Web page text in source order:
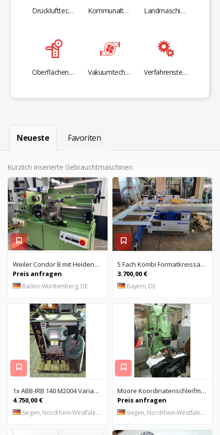
Drucklufttechnik Kommunaltechnik Landmaschinen
Oberflächentechnik Vakuumtechnik Verfahrenstechnik
Neueste Favoriten
Kürzlich inserierte Gebrauchtmaschinen
Weiler Condor B mit Heidenhain 3 - Achs Digitalanzeige
Preis anfragen
Baden-Württemberg, DE
5 Fach Kombi Formatkreissäge Weipert
3.700,00 €
Bayern, DE
1x ABB-IRB 140 M2004 Variante: IRB 140-6/08 1x ABB-IRB 140 M2004 Variante; IRB 14M-65 701
4.750,00 €
Siegen, Nordrhein-Westfalen, DE
Moore Koordinatenschleifmaschine
Preis anfragen
Siegen, Nordrhein-Westfalen, DE